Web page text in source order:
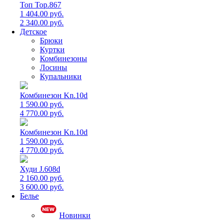
Топ Top.867
1 404.00 руб.
2 340.00 руб.
Детское
Брюки
Куртки
Комбинезоны
Лосины
Купальники
Комбинезон Kn.10d
1 590.00 руб.
4 770.00 руб.
Комбинезон Kn.10d
1 590.00 руб.
4 770.00 руб.
Худи J.608d
2 160.00 руб.
3 600.00 руб.
Белье
Новинки